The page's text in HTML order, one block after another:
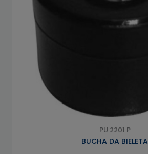
PU 2201 P
BUCHA DA BIELETA